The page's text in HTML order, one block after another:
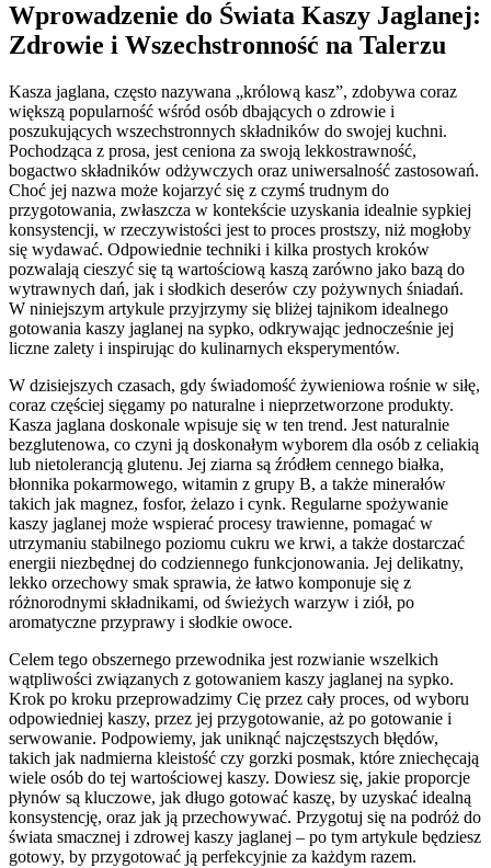
Wprowadzenie do Świata Kaszy Jaglanej:
Zdrowie i Wszechstronność na Talerzu
Kasza jaglana, często nazywana „królową kasz”, zdobywa coraz
większą popularność wśród osób dbających o zdrowie i
poszukujących wszechstronnych składników do swojej kuchni.
Pochodząca z prosa, jest ceniona za swoją lekkostrawność,
bogactwo składników odżywczych oraz uniwersalność zastosowań.
Choć jej nazwa może kojarzyć się z czymś trudnym do
przygotowania, zwłaszcza w kontekście uzyskania idealnie sypkiej
konsystencji, w rzeczywistości jest to proces prostszy, niż mogłoby
się wydawać. Odpowiednie techniki i kilka prostych kroków
pozwalają cieszyć się tą wartościową kaszą zarówno jako bazą do
wytrawnych dań, jak i słodkich deserów czy pożywnych śniadań.
W niniejszym artykule przyjrzymy się bliżej tajnikom idealnego
gotowania kaszy jaglanej na sypko, odkrywając jednocześnie jej
liczne zalety i inspirując do kulinarnych eksperymentów.
W dzisiejszych czasach, gdy świadomość żywieniowa rośnie w siłę,
coraz częściej sięgamy po naturalne i nieprzetworzone produkty.
Kasza jaglana doskonale wpisuje się w ten trend. Jest naturalnie
bezglutenowa, co czyni ją doskonałym wyborem dla osób z celiakią
lub nietolerancją glutenu. Jej ziarna są źródłem cennego białka,
błonnika pokarmowego, witamin z grupy B, a także minerałów
takich jak magnez, fosfor, żelazo i cynk. Regularne spożywanie
kaszy jaglanej może wspierać procesy trawienne, pomagać w
utrzymaniu stabilnego poziomu cukru we krwi, a także dostarczać
energii niezbędnej do codziennego funkcjonowania. Jej delikatny,
lekko orzechowy smak sprawia, że łatwo komponuje się z
różnorodnymi składnikami, od świeżych warzyw i ziół, po
aromatyczne przyprawy i słodkie owoce.
Celem tego obszernego przewodnika jest rozwianie wszelkich
wątpliwości związanych z gotowaniem kaszy jaglanej na sypko.
Krok po kroku przeprowadzimy Cię przez cały proces, od wyboru
odpowiedniej kaszy, przez jej przygotowanie, aż po gotowanie i
serwowanie. Podpowiemy, jak uniknąć najczęstszych błędów,
takich jak nadmierna kleistość czy gorzki posmak, które zniechęcają
wiele osób do tej wartościowej kaszy. Dowiesz się, jakie proporcje
płynów są kluczowe, jak długo gotować kaszę, by uzyskać idealną
konsystencję, oraz jak ją przechowywać. Przygotuj się na podróż do
świata smacznej i zdrowej kaszy jaglanej – po tym artykule będziesz
gotowy, by przygotować ją perfekcyjnie za każdym razem.